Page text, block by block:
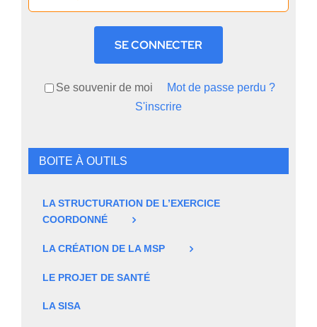
SE CONNECTER
Se souvenir de moi
Mot de passe perdu ?
S'inscrire
BOITE À OUTILS
LA STRUCTURATION DE L’EXERCICE
COORDONNÉ
LA CRÉATION DE LA MSP
LE PROJET DE SANTÉ
LA SISA